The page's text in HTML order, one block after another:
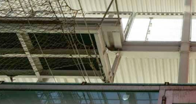
Est de Yamaguchi
Ehime
Shimane